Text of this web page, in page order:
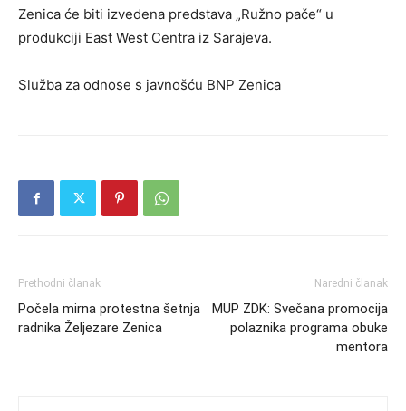
Zenica će biti izvedena predstava „Ružno pače“ u
produkciji East West Centra iz Sarajeva.
Služba za odnose s javnošću BNP Zenica
Prethodni članak
Počela mirna protestna šetnja
radnika Željezare Zenica
Naredni članak
MUP ZDK: Svečana promocija
polaznika programa obuke
mentora